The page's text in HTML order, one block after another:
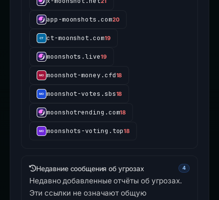
app-moonshots.com20
ct-moonshot.com19
moonshots.live19
moonshot-money.cfd18
moonshot-votes.sbs18
moonshotrending.com18
moonshots-voting.top18
Недавние сообщения об угрозах 4
Недавно добавленные отчёты об угрозах.
Эти ссылки не означают общую